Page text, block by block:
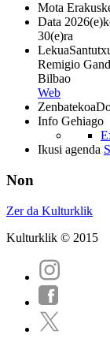
Mota
Data
30(e)ra
Lekua
Remigio
Bilbao
Web
Zenbatekoa
Info Gehiago
Ikusi agenda
Non
Zer da Kulturklik
Kulturklik © 2015